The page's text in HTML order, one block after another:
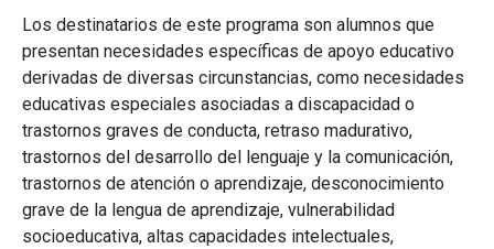
Los destinatarios de este programa son alumnos que
presentan necesidades específicas de apoyo educativo
derivadas de diversas circunstancias, como necesidades
educativas especiales asociadas a discapacidad o
trastornos graves de conducta, retraso madurativo,
trastornos del desarrollo del lenguaje y la comunicación,
trastornos de atención o aprendizaje, desconocimiento
grave de la lengua de aprendizaje, vulnerabilidad
socioeducativa, altas capacidades intelectuales,